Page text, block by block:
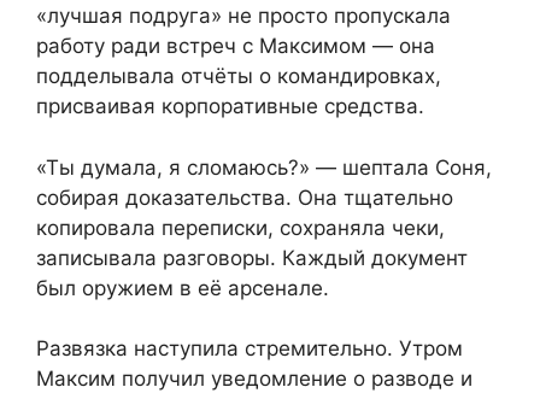
«лучшая подруга» не просто пропускала
работу ради встреч с Максимом — она
подделывала отчёты о командировках,
присваивая корпоративные средства.
«Ты думала, я сломаюсь?» — шептала Соня,
собирая доказательства. Она тщательно
копировала переписки, сохраняла чеки,
записывала разговоры. Каждый документ
был оружием в её арсенале.
Развязка наступила стремительно. Утром
Максим получил уведомление о разводе и